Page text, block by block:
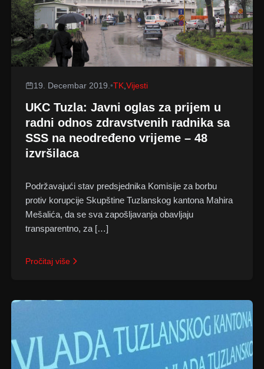
19. Decembar 2019. •TK, Vijesti
UKC Tuzla: Javni oglas za prijem u
radni odnos zdravstvenih radnika sa
SSS na neodređeno vrijeme – 48
izvršilaca
Podržavajući stav predsjednika Komisije za borbu
protiv korupcije Skupštine Tuzlanskog kantona Mahira
Mešalića, da se sva zapošljavanja obavljaju
transparentno, za […]
Pročitaj više